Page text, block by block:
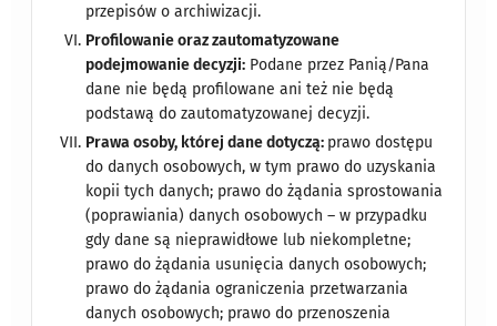
przepisów o archiwizacji.
Profilowanie oraz zautomatyzowane
podejmowanie decyzji: Podane przez Panią/Pana
dane nie będą profilowane ani też nie będą
podstawą do zautomatyzowanej decyzji.
Prawa osoby, której dane dotyczą: prawo dostępu
do danych osobowych, w tym prawo do uzyskania
kopii tych danych; prawo do żądania sprostowania
(poprawiania) danych osobowych – w przypadku
gdy dane są nieprawidłowe lub niekompletne;
prawo do żądania usunięcia danych osobowych;
prawo do żądania ograniczenia przetwarzania
danych osobowych; prawo do przenoszenia